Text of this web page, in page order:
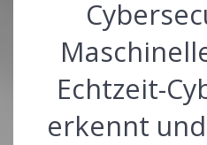
Echtzeit-
erkennt